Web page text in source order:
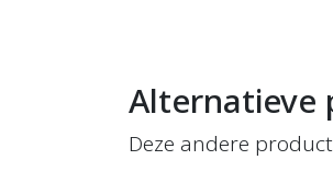
Alternatieve
Deze andere